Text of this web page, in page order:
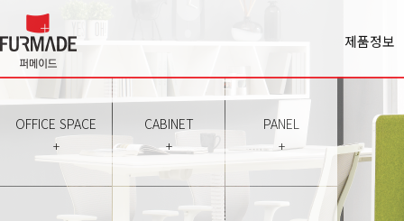
제품정보
Office
Panel
Chair
Sofa
OFFICE SPACE
+
CABINET
+
PANEL
+